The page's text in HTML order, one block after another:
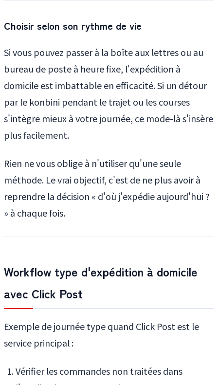
Choisir selon son rythme de vie
Si vous pouvez passer à la boîte aux lettres ou au
bureau de poste à heure fixe, l'expédition à
domicile est imbattable en efficacité. Si un détour
par le konbini pendant le trajet ou les courses
s'intègre mieux à votre journée, ce mode-là s'insère
plus facilement.
Rien ne vous oblige à n'utiliser qu'une seule
méthode. Le vrai objectif, c'est de ne plus avoir à
reprendre la décision « d'où j'expédie aujourd'hui ?
» à chaque fois.
Workflow type d'expédition à domicile
avec Click Post
Exemple de journée type quand Click Post est le
service principal :
Vérifier les commandes non traitées dans